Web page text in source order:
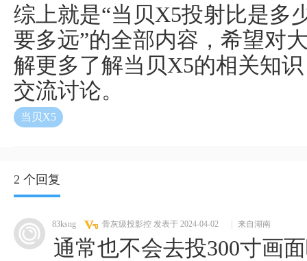
综上就是“当贝X5投射比是多
要多远”的全部内容，希望对
解更多了解当贝X5的相关知
交流讨论。
当贝X5
2 个回复
83ksng 骨灰级投影控 发表于 2024-04-02 来自湖南
通常也不会去投300寸画